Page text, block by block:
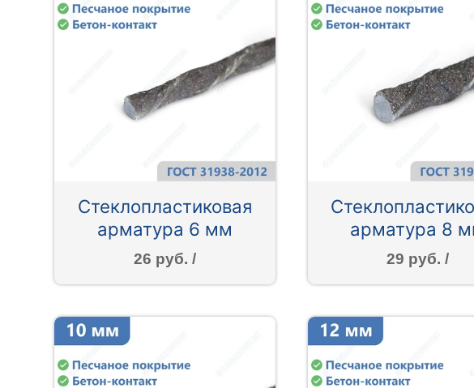
Стеклопластиковая
арматура 6 мм
26 руб. /
арматура 8
29 руб. /